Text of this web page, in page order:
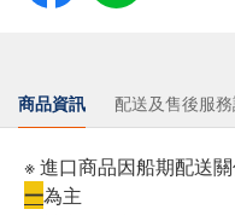
商品資訊 配送及售後服
※ 進口商品因船期配送
一為主